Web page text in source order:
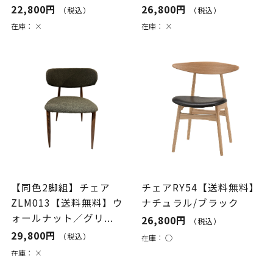
22,800円
（税込）
在庫： ×
26,800円
（税込）
在庫： ×
【同色2脚組】チェア
ZLM013【送料無料】ウ
ォールナット／グリ...
29,800円
（税込）
在庫： ×
チェアRY54【送料無料】
ナチュラル/ブラック
26,800円
（税込）
在庫：○